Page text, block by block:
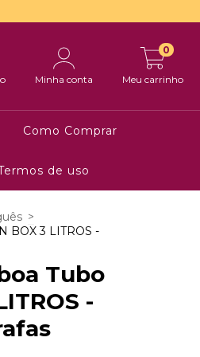
Minha conta Meu carrinho
0
Como Comprar
de uso
>
BOX 3 LITROS -
Tubo
-